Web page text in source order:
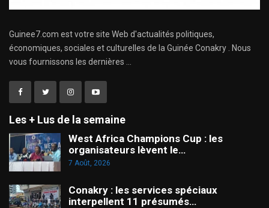
Guinee7.com est votre site Web d'actualités politiques,
économiques, sociales et culturelles de la Guinée Conakry . Nous
vous fournissons les dernières ...
Les + Lus de la semaine
West Africa Champions Cup : les
organisateurs lèvent le…
7 Août, 2026
Conakry : les services spéciaux
interpellent 11 présumés…